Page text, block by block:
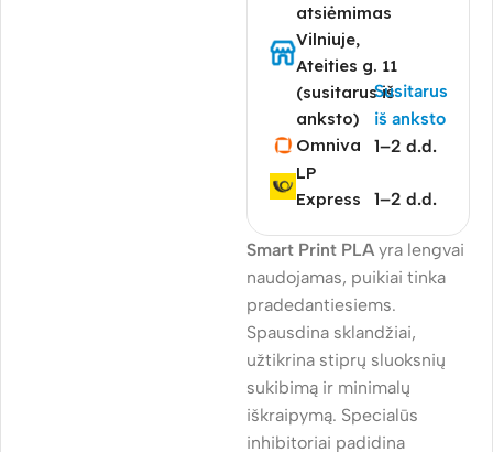
atsiėmimas
Vilniuje,
Ateities g. 11
(susitarus iš
anksto)
Susitarus
iš anksto
Omniva
1–2 d.d.
LP
Express
1–2 d.d.
Smart Print PLA yra lengvai
naudojamas, puikiai tinka
pradedantiesiems.
Spausdina sklandžiai,
užtikrina stiprų sluoksnių
sukibimą ir minimalų
iškraipymą. Specialūs
inhibitoriai padidina